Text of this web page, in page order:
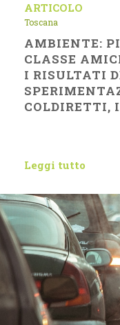
ARTICOLO
Toscana
AMBIENTE:
CLASSE
I RISULTATI
COLDIRETTI,
Leggi tutto